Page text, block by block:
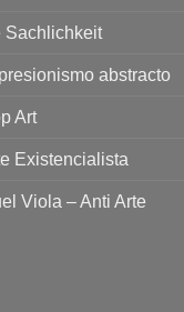
Sachlichkeit
abstracto
Art
Existencialista
Viola – Anti Arte